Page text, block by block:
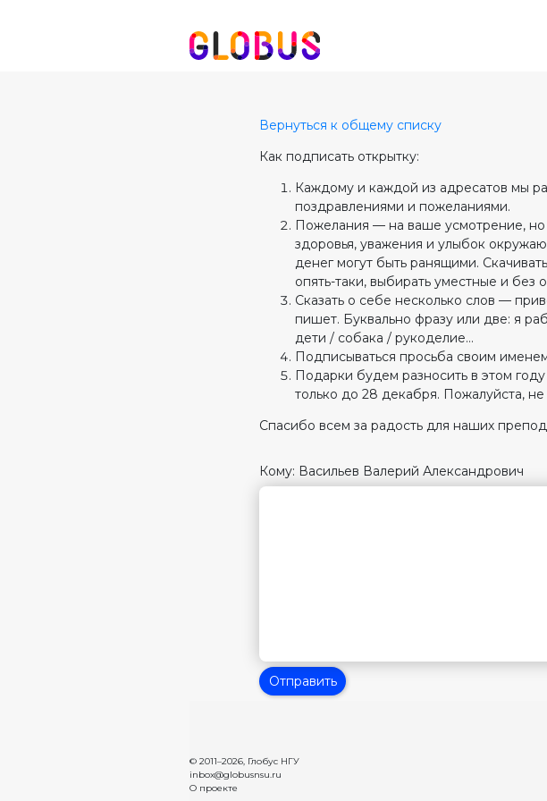
Вернуться к общему списку
Как подписать открытку:
Каждому и каждой из адресатов мы
поздравлениями и пожеланиями.
Пожелания — на ваше усмотрение, но
здоровья, уважения и улыбок
денег могут быть ранящими.
опять-таки, выбирать уместные и без
Сказать о себе несколько слов —
пишет. Буквально фразу или две: я
дети / собака / рукоделие…
Подписываться просьба своим
Подарки будем разносить в этом
только до 28 декабря. Пожалуйста, не
Спасибо всем за радость для наших
Кому: Васильев Валерий Александрович
Отправить
© 2011–2026, Глобус НГУ
inbox@globusnsu.ru
О проекте